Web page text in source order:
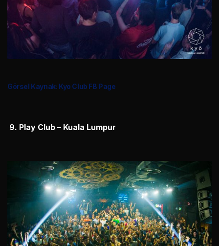
Görsel Kaynak: Kyo Club FB Page
9. Play Club – Kuala Lumpur